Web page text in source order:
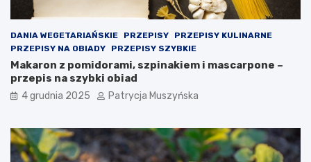
r
o
k
ó
w
p
r
w
n
y
DANIA WEGETARIAŃSKIE PRZEPISY
PRZEPISY KULINARNE
PRZEPISY NA OBIADY
PRZEPISY SZYBKIE
Makaron z pomidorami, szpinakiem i mascarpone –
przepis na szybki obiad
4 grudnia 2025 Patrycja Muszyńska